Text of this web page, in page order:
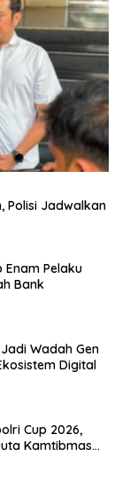
Polisi Jadwalkan
Pelaku
Bank
Wadah Gen
Digital
Cup 2026,
Kamtibmas